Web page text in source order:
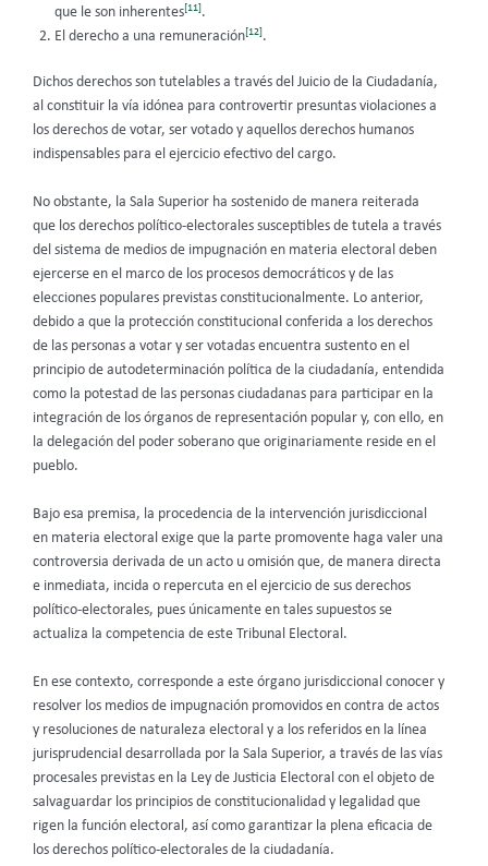
que le son inherentes[11].
El derecho a una remuneración[12].
Dichos derechos son tutelables a través del Juicio de la Ciudadanía,
al constituir la vía idónea para controvertir presuntas violaciones a
los derechos de votar, ser votado y aquellos derechos humanos
indispensables para el ejercicio efectivo del cargo.
No obstante, la Sala Superior ha sostenido de manera reiterada
que los derechos político-electorales susceptibles de tutela a través
del sistema de medios de impugnación en materia electoral deben
ejercerse en el marco de los procesos democráticos y de las
elecciones populares previstas constitucionalmente. Lo anterior,
debido a que la protección constitucional conferida a los derechos
de las personas a votar y ser votadas encuentra sustento en el
principio de autodeterminación política de la ciudadanía, entendida
como la potestad de las personas ciudadanas para participar en la
integración de los órganos de representación popular y, con ello, en
la delegación del poder soberano que originariamente reside en el
pueblo.
Bajo esa premisa, la procedencia de la intervención jurisdiccional
en materia electoral exige que la parte promovente haga valer una
controversia derivada de un acto u omisión que, de manera directa
e inmediata, incida o repercuta en el ejercicio de sus derechos
político-electorales, pues únicamente en tales supuestos se
actualiza la competencia de este Tribunal Electoral.
En ese contexto, corresponde a este órgano jurisdiccional conocer y
resolver los medios de impugnación promovidos en contra de actos
y resoluciones de naturaleza electoral y a los referidos en la línea
jurisprudencial desarrollada por la Sala Superior, a través de las vías
procesales previstas en la Ley de Justicia Electoral con el objeto de
salvaguardar los principios de constitucionalidad y legalidad que
rigen la función electoral, así como garantizar la plena eficacia de
los derechos político-electorales de la ciudadanía.